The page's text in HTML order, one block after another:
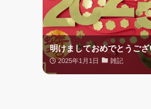
明けましておめでとうご
2025年1月1日 雑記